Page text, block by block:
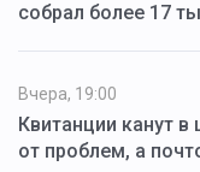
собрал более 17
Вчера, 19:00
Квитанции канут
от проблем, а